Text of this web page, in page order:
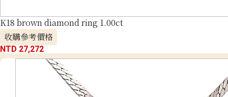
K18 brown diamond ring 1.00ct
收購參考價格
NTD 27,272